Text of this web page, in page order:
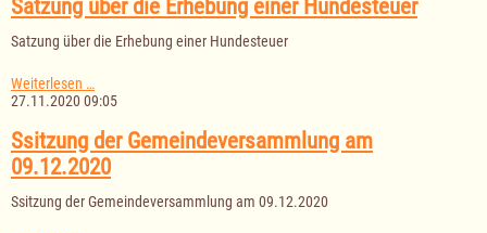
über
die
Erhebung
Hundesteuer
Satzung über die Erhebung einer Hundesteuer
Satzung über die Erhebung einer Hundesteuer
Weiterlesen …
über
Erhebung
einer
Hundesteuer
27.11.2020 09:05
Ssitzung der Gemeindeversammlung am
09.12.2020
Ssitzung der Gemeindeversammlung am 09.12.2020